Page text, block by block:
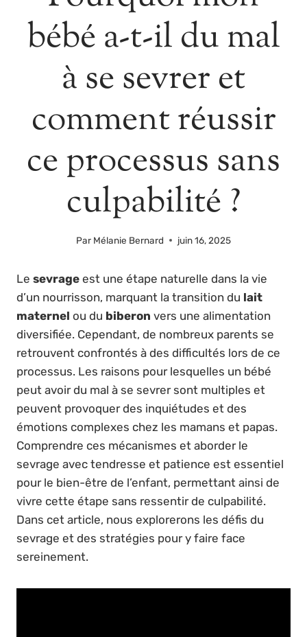
bébé a-t-il du mal
à se sevrer et
comment réussir
ce processus sans
culpabilité ?
Par Mélanie Bernard juin 16, 2025
Le sevrage est une étape naturelle dans la vie
d’un nourrisson, marquant la transition du lait
maternel ou du biberon vers une alimentation
diversifiée. Cependant, de nombreux parents se
retrouvent confrontés à des difficultés lors de ce
processus. Les raisons pour lesquelles un bébé
peut avoir du mal à se sevrer sont multiples et
peuvent provoquer des inquiétudes et des
émotions complexes chez les mamans et papas.
Comprendre ces mécanismes et aborder le
sevrage avec tendresse et patience est essentiel
pour le bien-être de l’enfant, permettant ainsi de
vivre cette étape sans ressentir de culpabilité.
Dans cet article, nous explorerons les défis du
sevrage et des stratégies pour y faire face
sereinement.